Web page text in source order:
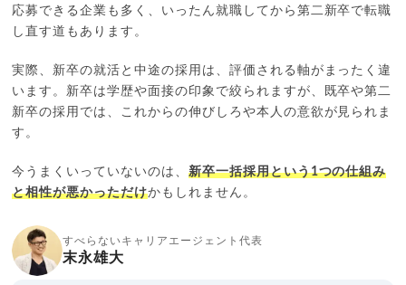
応募できる企業も多く、いったん就職してから第二新卒で転職
し直す道もあります。
実際、新卒の就活と中途の採用は、評価される軸がまったく違
います。新卒は学歴や面接の印象で絞られますが、既卒や第二
新卒の採用では、これからの伸びしろや本人の意欲が見られま
す。
今うまくいっていないのは、 新卒一括採用という1つの仕組み
と相性が悪かっただけかもしれません。
すべらないキャリアエージェント代表
末永雄大